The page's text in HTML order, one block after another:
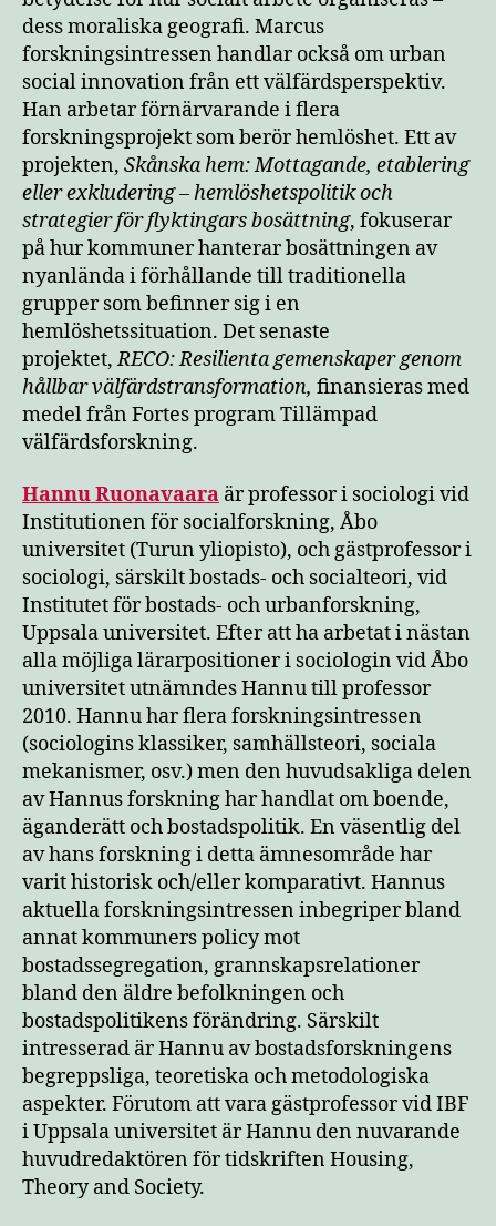
dess moraliska geografi. Marcus
forskningsintressen handlar också om urban
social innovation från ett välfärdsperspektiv.
Han arbetar förnärvarande i flera
forskningsprojekt som berör hemlöshet. Ett av
projekten, Skånska hem: Mottagande, etablering
eller exkludering – hemlöshetspolitik och
strategier för flyktingars bosättning, fokuserar
på hur kommuner hanterar bosättningen av
nyanlända i förhållande till traditionella
grupper som befinner sig i en
hemlöshetssituation. Det senaste
projektet,RECO: Resilienta gemenskaper genom
hållbar välfärdstransformation, finansieras med
medel från Fortes program Tillämpad
välfärdsforskning.
Hannu Ruonavaara är professor i sociologi vid
Institutionen för socialforskning, Åbo
universitet (Turun yliopisto), och gästprofessor i
sociologi, särskilt bostads- och socialteori, vid
Institutet för bostads- och urbanforskning,
Uppsala universitet. Efter att ha arbetat i nästan
alla möjliga lärarpositioner i sociologin vid Åbo
universitet utnämndes Hannu till professor
2010. Hannu har flera forskningsintressen
(sociologins klassiker, samhällsteori, sociala
mekanismer, osv.) men den huvudsakliga delen
av Hannus forskning har handlat om boende,
äganderätt och bostadspolitik. En väsentlig del
av hans forskning i detta ämnesområde har
varit historisk och/eller komparativt. Hannus
aktuella forskningsintressen inbegriper bland
annat kommuners policy mot
bostadssegregation, grannskapsrelationer
bland den äldre befolkningen och
bostadspolitikens förändring. Särskilt
intresserad är Hannu av bostadsforskningens
begreppsliga, teoretiska och metodologiska
aspekter. Förutom att vara gästprofessor vid IBF
i Uppsala universitet är Hannu den nuvarande
huvudredaktören för tidskriften Housing,
Theory and Society.